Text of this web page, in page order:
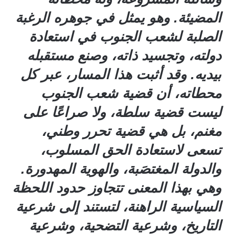
المضيئة. وهو يمثل في جوهره الرغبة
الصلبة لشعب الجنوب في استعادة
دولته، وتجسيد ذاته، وصنع مستقبله
بيديه. وقد أثبت هذا المسار، عبر كل
محطاته، أن قضية شعب الجنوب
ليست قضية سلطة، ولا صراعًا على
مغنم، بل هي قضية تحرر وطني،
تسعى لاستعادة الحق المسلوب،
والدولة المغتصَبة، والهوية المهدورة.
وهي بهذا المعنى تتجاوز حدود اللحظة
السياسية الراهنة، لتستند إلى شرعية
التاريخ، وشرعية التضحية، وشرعية